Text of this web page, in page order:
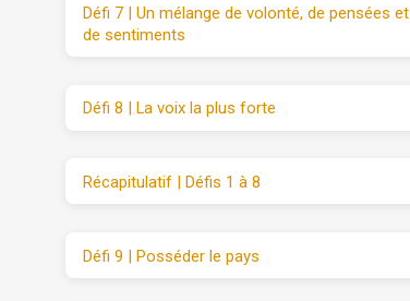
Défi 7 | Un mélange de volonté, de pensées et
de sentiments
Défi 8 | La voix la plus forte
Récapitulatif | Défis 1 à 8
Défi 9 | Posséder le pays